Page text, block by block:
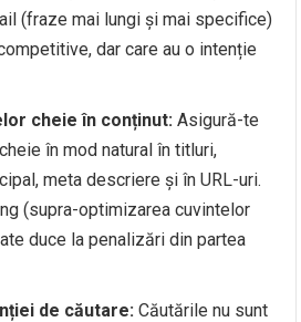
(fraze mai lungi și mai specifice)
dar care au o intenție
cheie în conținut: Asigură-te
în mod natural în titluri,
meta descriere și în URL-uri.
(supra-optimizarea cuvintelor
duce la penalizări din partea
de căutare: Căutările nu sunt